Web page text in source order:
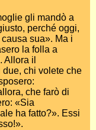
gli mandò a
perché oggi,
sua». Ma i
la folla a
Allora il
chi volete che
che farò di
«Sia
ha fatto?». Essi